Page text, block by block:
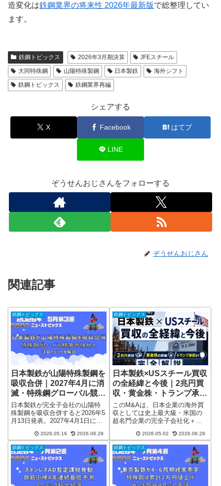
造変化は鉄鋼業界の将来性 2026年最新版で総整理してい
ます。
鉄鋼トピックス 2026年3月期決算
JFEスチール
大同特殊鋼
山陽特殊製鋼 日本製鉄
海外シフト
鉄鋼トピックス
鉄鋼業界再編
シェアする
X Facebook はてブ
LINE
ぞうせんおじさんをフォローする
ぞうせんおじさん
関連記事
鉄鋼トピックス
日本製鉄が山陽特殊製鋼を
吸収合併｜2027年4月に消
滅・特殊鋼グローバル競争
力強化へ
日本製鉄が完全子会社の山陽特
殊製鋼を吸収合併すると2026年5
月13日発表。2027年4月1日に山
からの経緯、統合の狙い、軸受
鋼で世界トップの同社の概要、
鉄鋼業界の構造逆風まで出典明
示で解説。
2026.05.16 2026.06.28
鉄鋼トピックス
日本製鉄×USスチール買収
の全経緯と今後｜2兆円買
収・黄金株・トランプ承認
まで完全解説（2026年最
新）
このM&Aは、日本企業の海外買
収としては史上最大級・米国の
超名門企業の完全子会社化＋大
決着で、業界・国際政治の両面
で歴史的な意味を持ちます。
「日本製鉄がアメリカの会社を2
兆円で買った」──ニュースで何
度も流れたあのディールを解説
します。
2026.05.02 2026.06.28
鉄鋼トピックス 鉄鋼トピックス